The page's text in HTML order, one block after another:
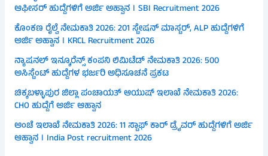
ಆಫೀಸರ್ ಹುದ್ದೆಗಳಿಗೆ ಅರ್ಜಿ ಅಹ್ವಾನ । SBI Recruitment 2026
ಕೊಂಕಣ ರೈಲ್ವೆ ನೇಮಕಾತಿ 2026: 201 ಸ್ಟೇಷನ್ ಮಾಸ್ಟರ್, ALP ಹುದ್ದೆಗಳಿಗೆ
ಅರ್ಜಿ ಅಹ್ವಾನ । KRCL Recruitment 2026
ನ್ಯಾಷನಲ್ ಇನ್ಶೂರೆನ್ಸ್ ಕಂಪನಿ ಲಿಮಿಟೆಡ್ ನೇಮಕಾತಿ 2026: 500
ಅಸಿಸ್ಟೆಂಟ್ ಹುದ್ದೆಗಳ ಭರ್ಜರಿ ಅಧಿಸೂಚನೆ ಪ್ರಕಟ
ಚಿಕ್ಕಬಳ್ಳಾಪುರ ಜಿಲ್ಲಾ ಪಂಚಾಯತ್ ಆಯುಷ್ ಇಲಾಖೆ ನೇಮಕಾತಿ 2026:
CHO ಹುದ್ದೆಗೆ ಅರ್ಜಿ ಆಹ್ವಾನ
ಅಂಚೆ ಇಲಾಖೆ ನೇಮಕಾತಿ 2026: 11 ಸ್ಟಾಫ್ ಕಾರ್ ಡ್ರೈವರ್ ಹುದ್ದೆಗಳಿಗೆ ಅರ್ಜಿ
ಆಹ್ವಾನ । India Post recruitment 2026